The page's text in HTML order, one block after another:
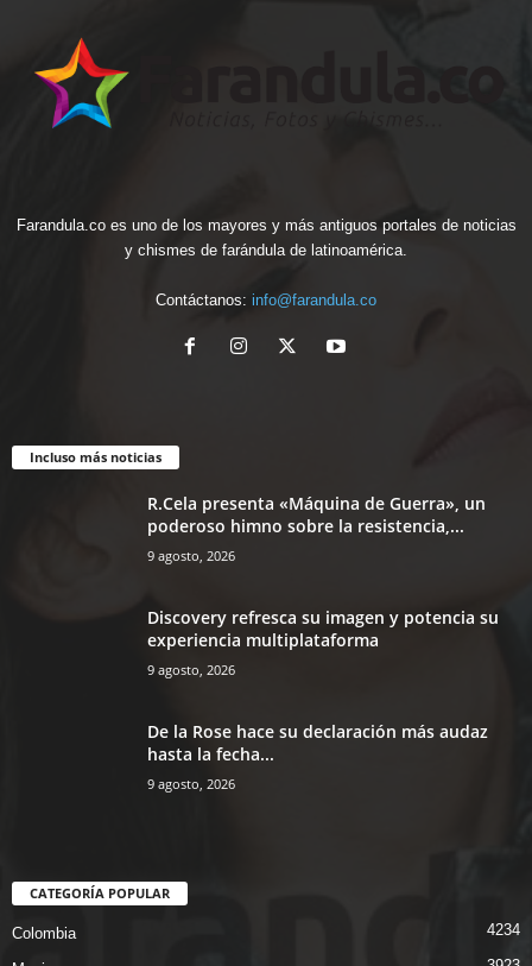
Farandula.co es uno de los mayores y más antiguos portales de noticias
y chismes de farándula de latinoamérica.
Contáctanos: info@farandula.co
Incluso más noticias
R.Cela presenta «Máquina de Guerra», un
poderoso himno sobre la resistencia,...
9 agosto, 2026
Discovery refresca su imagen y potencia su
experiencia multiplataforma
9 agosto, 2026
De la Rose hace su declaración más audaz
hasta la fecha...
9 agosto, 2026
CATEGORÍA POPULAR
Colombia 4234